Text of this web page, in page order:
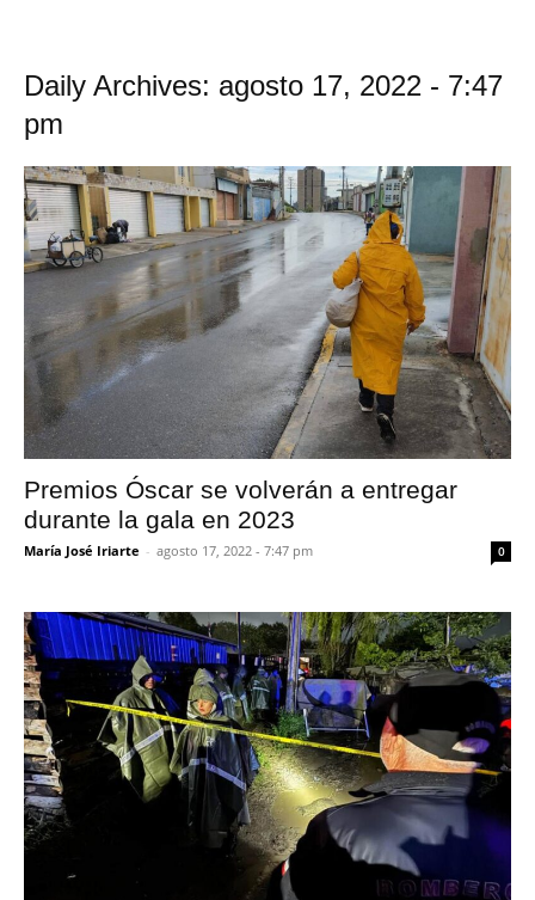
Daily Archives: agosto 17, 2022 - 7:47
pm
Premios Óscar se volverán a entregar
durante la gala en 2023
María José Iriarte - agosto 17, 2022 - 7:47 pm 0